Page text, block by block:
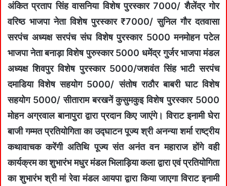
अंकित प्रताप सिंह वासनिया विशेष पुरस्कार 7000/ शैलेंद्र गोर
वरिष्ठ भाजपा नेता विशेष पुरस्कार ₹7000/ सुनिल गौर दतवासा
सरपंच अध्यक्ष सरपंच संघ विशेष पुरस्कार 5000 मनमोहन पटेल
भाजपा नेता बनाड़ा विशेष पुरुस्कार 5000 धमेंद्र गुर्जर भाजपा मंडल
अध्यक्ष शिवपुर विशेष पुरस्कार 5000/जशवंत सिंह भाटी सरपंच
दमाडिया विशेष सहयोग 5000/ संतोष राठौर बाबरी घाट विशेष
सहयोग 5000/ सीताराम बरखनें कुसुमकुइ विशेष पुरस्कार 5000
मोहन अग्रवाल बानापुरा द्वारा प्रदान किए जाएंगे। विराट इनामी घेरा
बाजी गम्मत प्रतियोगिता का उद्घाटन पूज्य श्री अनन्या शर्मा राष्ट्रीय
कथावाचक करेंगी अतिथि पूज्य संत अनंत वन महाराज होंगे वही
कार्यक्रम का शुभारंभ मधुर मंडल भिलाड़िया कला द्वारा एवं प्रतियोगिता
का शुभारंभ श्री मां रेवा मंडल आयपा द्वारा किया जाएगा विराट इनामी